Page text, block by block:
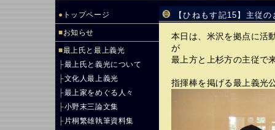
● トップページ
■お知らせ
■最上氏と最上義光
├最上氏と義光について
├文化人最上義光
├最上家をめぐる人々
├小野末三論文集
├ 片桐繁雄執筆資料集
【ひねもす記15】主従
本日は、米沢を拠点に活
が
最上方と上杉方の主従で
指揮棒を掲げる最上義光